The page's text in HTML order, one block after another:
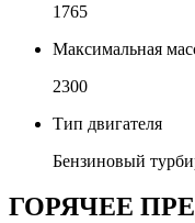
1765
Максимальная
2300
Тип двигателя
Бензиновый
ГОРЯЧЕЕ